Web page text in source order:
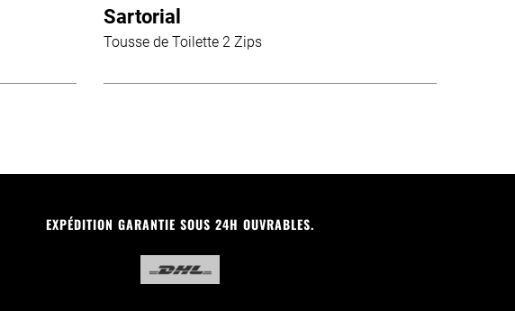
Sartorial
Tousse de Toilette 2 Zips
EXPÉDITION GARANTIE SOUS 24H OUVRABLES.